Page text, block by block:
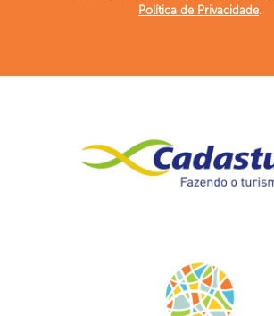
Política de Privacidade.